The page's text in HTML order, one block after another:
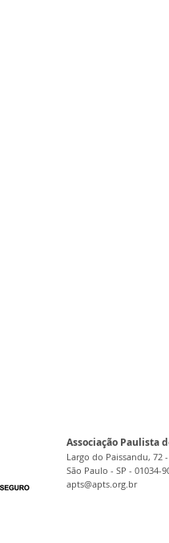
Associação Paulista
Largo do Paissandu, 72
São Paulo - SP - 01034-
apts@apts.org.br